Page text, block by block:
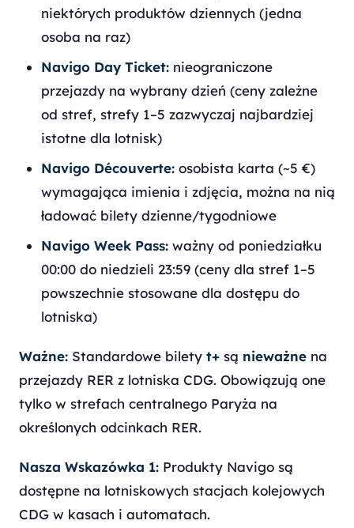
niektórych produktów dziennych (jedna
osoba na raz)
Navigo Day Ticket: nieograniczone
przejazdy na wybrany dzień (ceny zależne
od stref, strefy 1–5 zazwyczaj najbardziej
istotne dla lotnisk)
Navigo Découverte: osobista karta (~5 €)
wymagająca imienia i zdjęcia, można na nią
ładować bilety dzienne/tygodniowe
Navigo Week Pass: ważny od poniedziałku
00:00 do niedzieli 23:59 (ceny dla stref 1–5
powszechnie stosowane dla dostępu do
lotniska)
Ważne: Standardowe bilety t+ są nieważne na
przejazdy RER z lotniska CDG. Obowiązują one
tylko w strefach centralnego Paryża na
określonych odcinkach RER.
Nasza Wskazówka 1: Produkty Navigo są
dostępne na lotniskowych stacjach kolejowych
CDG w kasach i automatach.